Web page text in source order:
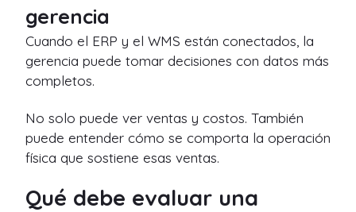
gerencia
Cuando el ERP y el WMS están conectados, la
gerencia puede tomar decisiones con datos más
completos.
No solo puede ver ventas y costos. También
puede entender cómo se comporta la operación
física que sostiene esas ventas.
Qué debe evaluar una